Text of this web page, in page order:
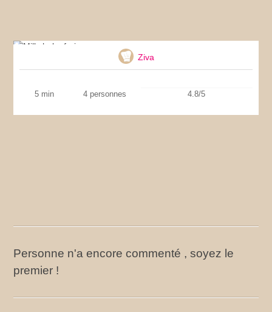
Ziva
5 min 4 personnes 4.8/5
Personne n'a encore commenté , soyez le
premier !